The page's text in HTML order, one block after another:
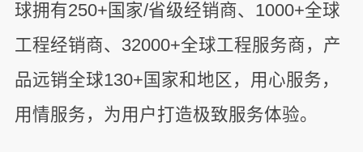
球拥有250+国家/省级经销商、1000+全球
工程经销商、32000+全球工程服务商，产
品远销全球130+国家和地区，用心服务，
用情服务，为用户打造极致服务体验。